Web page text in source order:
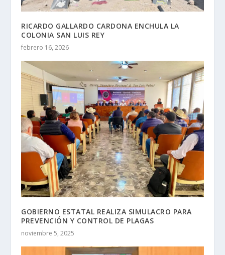
RICARDO GALLARDO CARDONA ENCHULA LA
COLONIA SAN LUIS REY
febrero 16, 2026
GOBIERNO ESTATAL REALIZA SIMULACRO PARA
PREVENCIÓN Y CONTROL DE PLAGAS
noviembre 5, 2025